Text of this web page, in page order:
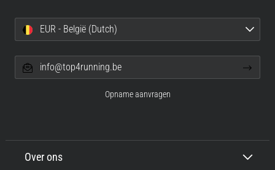
Over ons
EUR - België (Dutch)
info@top4running.be
Opname aanvragen